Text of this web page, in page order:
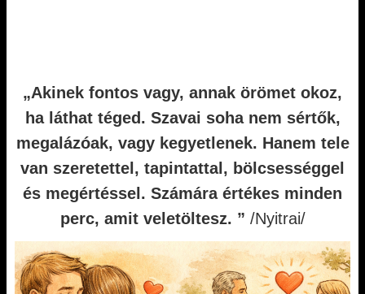
„Akinek fontos vagy, annak örömet okoz,
ha láthat téged. Szavai soha nem sértők,
megalázóak, vagy kegyetlenek. Hanem tele
van szeretettel, tapintattal, bölcsességgel
és megértéssel. Számára értékes minden
perc, amit veletöltesz. ” /Nyitrai/